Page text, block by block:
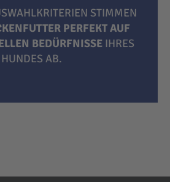
STIMMEN
PERFEKT AUF
BEDÜRFNISSE IHRES
HUNDES AB.